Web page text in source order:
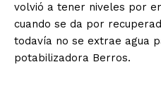
volvió a tener niveles por
cuando se da por
todavía no se extrae agua
potabilizadora Berros.